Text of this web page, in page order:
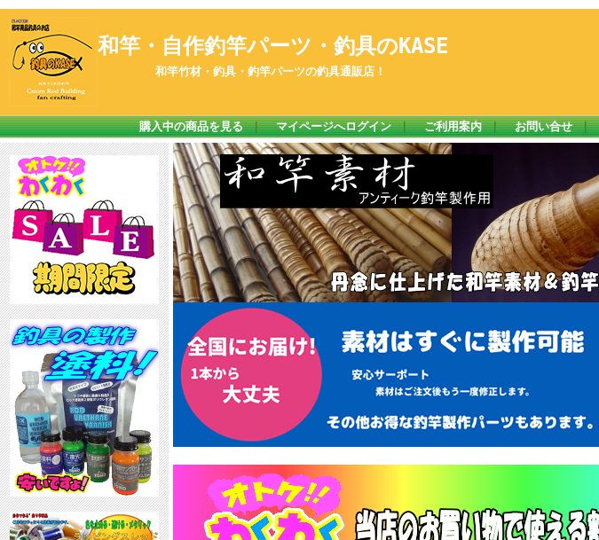
和竿・自作釣竿パーツ・釣具のKASE
和竿竹材・釣具・釣竿パーツの釣具通販店！
購入中の商品を見る｜ マイページへログイン｜ ご利用案内｜ お問い合せ｜